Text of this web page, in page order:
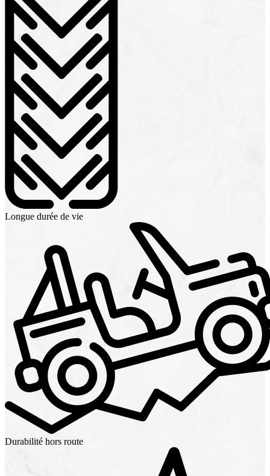
Longue durée de vie
Durabilité hors route